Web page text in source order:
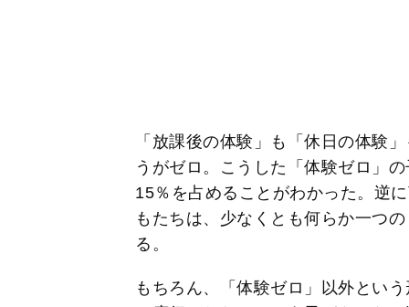
「放課後の体験」も「休日の体験
うがゼロ。こうした「体験ゼロ」
15％を占めることがわかった。逆
もたちは、少なくとも何らか一つ
る。
もちろん、「体験ゼロ」以外とい